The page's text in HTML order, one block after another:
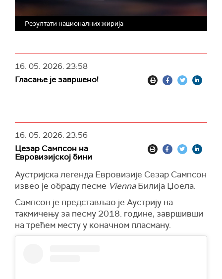
Резултати националних жирија
16. 05. 2026.23:58
Гласање је завршено!
16. 05. 2026.23:56
Цезар Сампсон на
Евровизијској бини
Аустријска легенда Евровизије Сезар Сампсон
извео је обраду песме ViennaБилија Џоела.
Сампсон је представљао је Аустрију на
такмичењу за песму 2018. године, завршивши
на трећем месту у коначном пласману.